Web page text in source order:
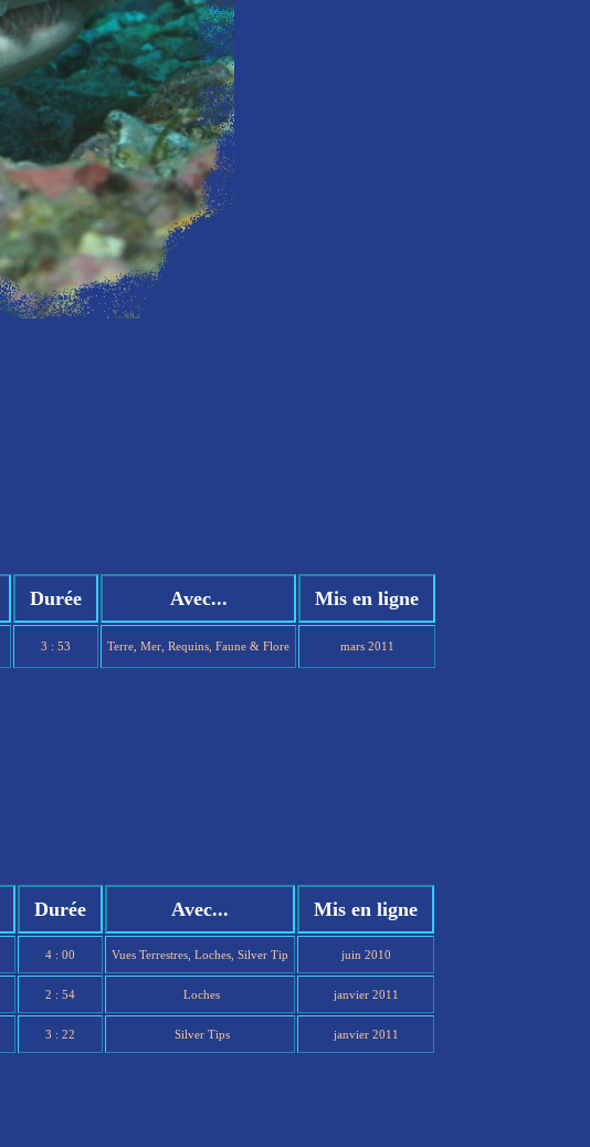
Durée Avec... Mis en ligne
3 : 53 Terre, Mer, Requins, Faune & Flore mars 2011
Durée Avec... Mis en ligne
4 : 00 Vues Terrestres, Loches, Silver Tip juin 2010
2 : 54 Loches janvier 2011
3 : 22 Silver Tips janvier 2011